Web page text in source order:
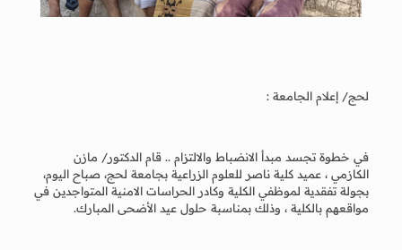
لحج/ إعلام الجامعة :
في خطوة تجسد مبدأ الانضباط والالتزام .. قام الدكتور/ مازن
الكازمي ، عميد كلية ناصر للعلوم الزراعية بجامعة لحج، صباح اليوم،
بجولة تفقدية لموظفي الكلية وكادر الحراسات الامنية المتواجدين في
مواقعهم بالكلية ، وذلك بمناسبة حلول عيد الأضحى المبارك.